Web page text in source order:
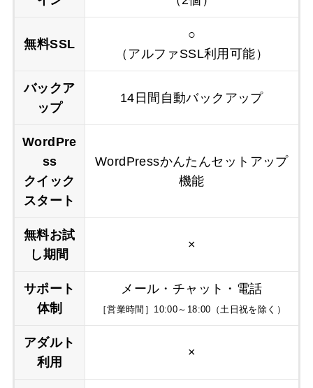
無料SSL
○
（アルファSSL利用可能）
バックア
ップ
14日間自動バックアップ
WordPre
ss
クイック
スタート
WordPressかんたんセットアップ
機能
無料お試
し期間
×
サポート
体制
メール・チャット・電話
［営業時間］10:00～18:00（土日祝を除く）
アダルト
利用
×